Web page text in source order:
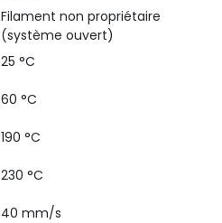
Filament non propriétaire
(système ouvert)
25 °C
60 °C
190 °C
230 °C
40 mm/s